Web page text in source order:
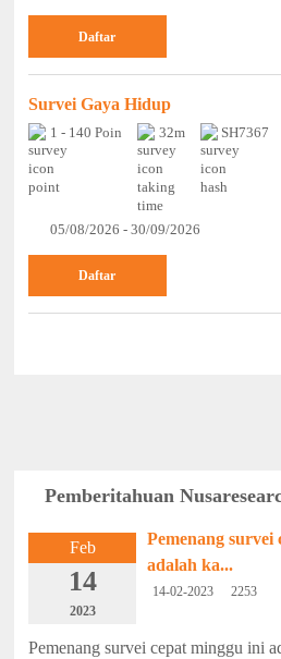
Daftar
Survei Gaya Hidup
1 - 140 Poin 32m SH7367
05/08/2026 - 30/09/2026
Daftar
Pemberitahuan
Feb
14
2023
Pemenang survei
adalah ka...
14-02-2023 2253
Pemenang survei cepat minggu ini